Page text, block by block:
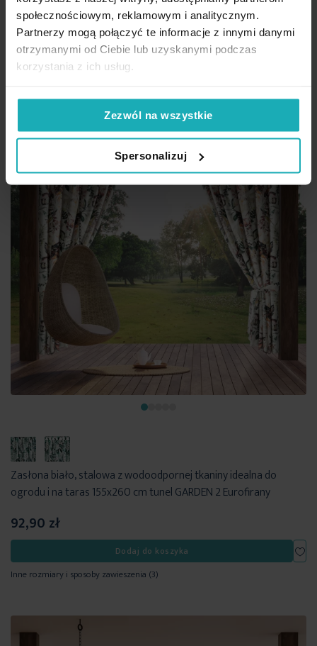
społecznościowym, reklamowym i analitycznym.
Partnerzy mogą połączyć te informacje z innymi danymi
otrzymanymi od Ciebie lub uzyskanymi podczas
korzystania z ich usług.
Zezwól na wszystkie
Spersonalizuj
Cena regularna:126,30 zł
Dodaj do koszyka
Inne rozmiary i sposoby zawieszenia (2)
Zasłona biało, stalowa z wodoodpornej tkaniny idealna do
ogrodu i na taras 155x260 cm tunel GARDEN 2 Eurofirany
92,90 zł
Dodaj do koszyka
Inne rozmiary i sposoby zawieszenia (3)